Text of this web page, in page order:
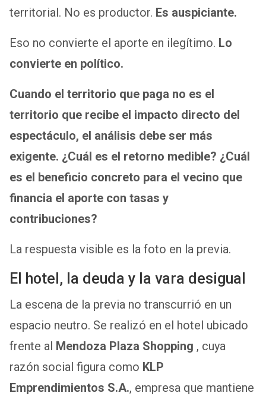
territorial. No es productor. Es auspiciante.
Eso no convierte el aporte en ilegítimo. Lo
convierte en político.
Cuando el territorio que paga no es el
territorio que recibe el impacto directo del
espectáculo, el análisis debe ser más
exigente. ¿Cuál es el retorno medible? ¿Cuál
es el beneficio concreto para el vecino que
financia el aporte con tasas y
contribuciones?
La respuesta visible es la foto en la previa.
El hotel, la deuda y la vara desigual
La escena de la previa no transcurrió en un
espacio neutro. Se realizó en el hotel ubicado
frente al Mendoza Plaza Shopping , cuya
razón social figura como KLP
Emprendimientos S.A., empresa que mantiene